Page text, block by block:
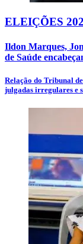
ELEIÇÕES
Ildon Marques,
de Saúde
Relação do Tribunal
julgadas irregulares e